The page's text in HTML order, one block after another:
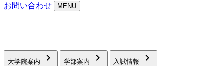
お問い合わせ
MENU
大学院案内 chevron_right 学部案内 chevron_right 入試情報 chevron_right